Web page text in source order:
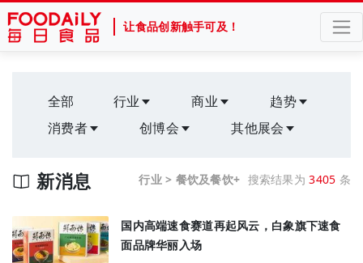
让食品创新触手可及！
全部 行业 商业
趋势
消费者
创博会 其他展会
行业 > 餐饮及餐饮+ 搜索结果为3405 条
新消息
国内高端速食赛道再起风云，白象旗下速食
面品牌华丽入场